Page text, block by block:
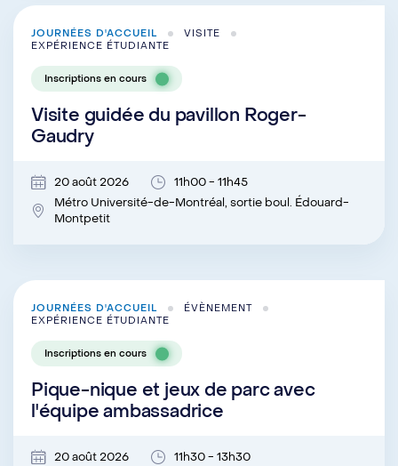
JOURNÉES D'ACCUEIL
VISITE
EXPÉRIENCE ÉTUDIANTE
Inscriptions en cours
Visite guidée du pavillon Roger-
Gaudry
20 août 2026
11h00 - 11h45
Métro Université-de-Montréal, sortie boul. Édouard-
Montpetit
JOURNÉES D'ACCUEIL
ÉVÈNEMENT
EXPÉRIENCE ÉTUDIANTE
Inscriptions en cours
Pique-nique et jeux de parc avec
l'équipe ambassadrice
20 août 2026
11h30 - 13h30